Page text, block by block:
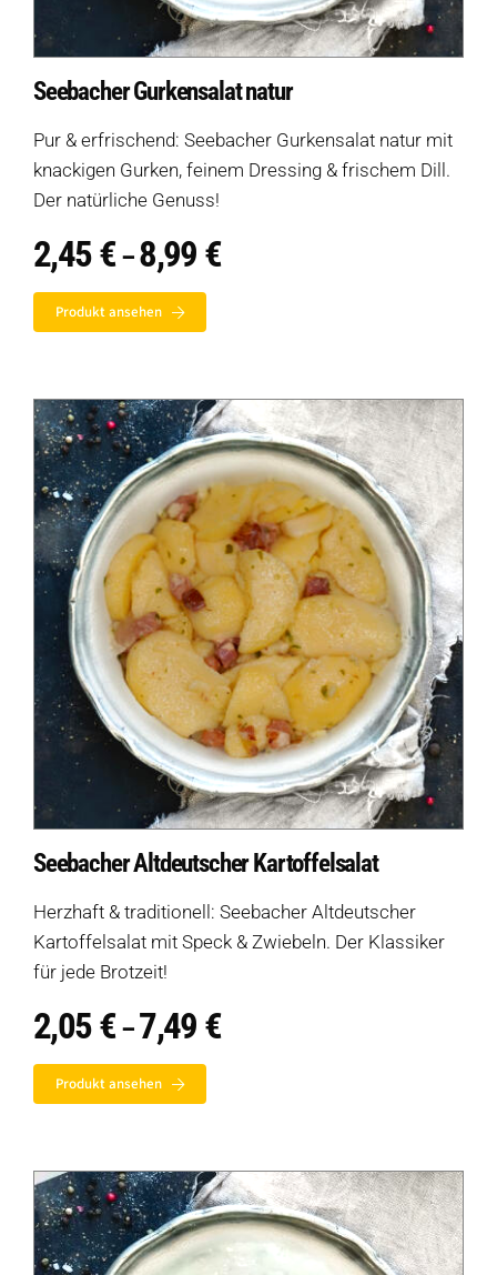
Seebacher Gurkensalat natur
Pur & erfrischend: Seebacher Gurkensalat natur mit
knackigen Gurken, feinem Dressing & frischem Dill.
Der natürliche Genuss!
2,45€ –8,99 €Preisspanne:
2,45 €
Produkt ansehen
Seebacher Altdeutscher Kartoffelsalat
Herzhaft & traditionell: Seebacher Altdeutscher
Kartoffelsalat mit Speck & Zwiebeln. Der Klassiker
für jede Brotzeit!
2,05€ –7,49 €Preisspanne:
2,05 €
Produkt ansehen